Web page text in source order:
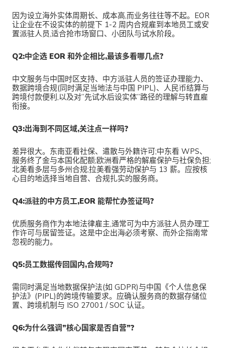
因为设立海外实体周期长、成本高,而业务往往等不起。EOR
让企业在不设实体的前提下 1-2 周内合规雇到本地员工或安
置派驻人员,适合抢市场窗口、小团队与试水阶段。
Q2:中企选 EOR 和外企相比,最该多看哪几点?
中文服务与中国时区支持、中方派驻人员的签证办理能力、
数据跨境合规(同时满足当地法与中国 PIPL)、人民币结算与
跨境付款便利,以及对”先试水后设实体”路径的理解与转直雇
衔接。
Q3:出海到不同区域,关注点一样吗?
差异很大。东南亚看社保、遣散与外籍许可;中东看 WPS、
服务终了金与本国化配额;欧洲看严格的解雇保护与社保负担;
北美看多层与多州合规;拉美看强劳动保护与 13 薪。应按核
心目的地选择当地自营、合规扎实的服务商。
Q4:派驻的中方员工,EOR 能帮忙办签证吗?
优质服务商作为本地法律雇主,通常可为中方派驻人员办理工
作许可与居留签证。这是中企出海必须考察、而外企指南常
忽视的能力。
Q5:员工数据传回国内,合规吗?
需同时满足当地数据保护法(如 GDPR)与中国《个人信息保
护法》(PIPL)的跨境传输要求。应确认服务商的数据存储位
置、跨境机制与 ISO 27001 / SOC 认证。
Q6:为什么强调”核心国家是否自营”?